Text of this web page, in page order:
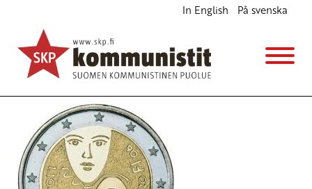
In English På svenska
Leikkauspolitiikka iskee pahiten naisiin
Ajankohtaista
7.3.2012 - 11:52(Muokattu 6.11.2025 - 13:39)